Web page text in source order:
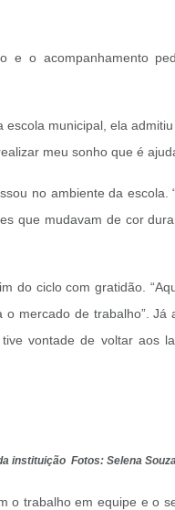
o acompanhamento
municipal, ela
meu sonho que é
no ambiente da escola.
que mudavam de cor
do ciclo com gratidão.
mercado de trabalho”. Já
vontade de voltar aos
instituição Fotos: Selena
trabalho em equipe e o